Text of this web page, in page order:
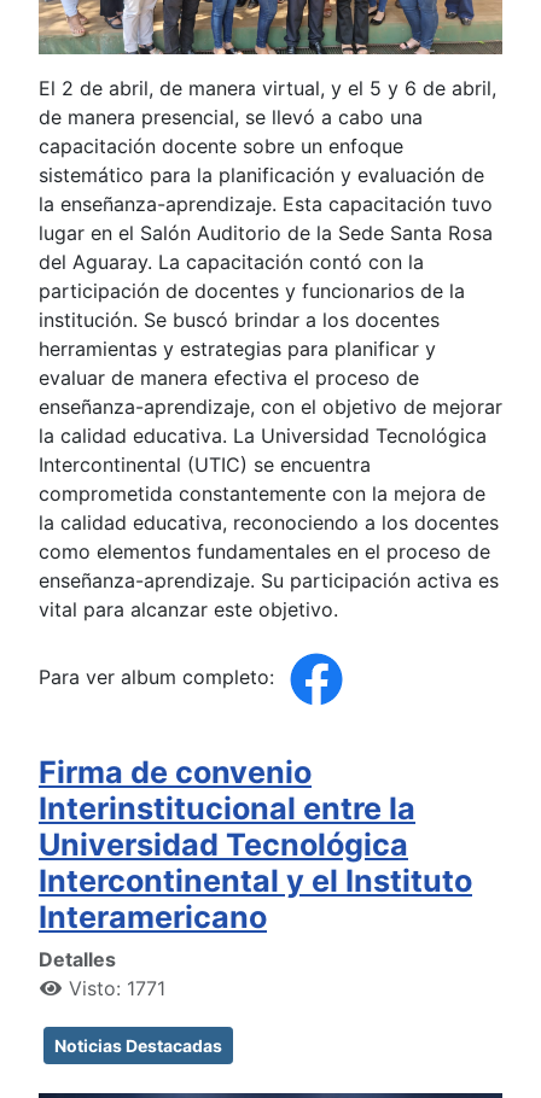
El 2 de abril, de manera virtual, y el 5 y 6 de abril,
de manera presencial, se llevó a cabo una
capacitación docente sobre un enfoque
sistemático para la planificación y evaluación de
la enseñanza-aprendizaje. Esta capacitación tuvo
lugar en el Salón Auditorio de la Sede Santa Rosa
del Aguaray. La capacitación contó con la
participación de docentes y funcionarios de la
institución. Se buscó brindar a los docentes
herramientas y estrategias para planificar y
evaluar de manera efectiva el proceso de
enseñanza-aprendizaje, con el objetivo de mejorar
la calidad educativa. La Universidad Tecnológica
Intercontinental (UTIC) se encuentra
comprometida constantemente con la mejora de
la calidad educativa, reconociendo a los docentes
como elementos fundamentales en el proceso de
enseñanza-aprendizaje. Su participación activa es
vital para alcanzar este objetivo.
Para ver album completo:
Firma de convenio
Interinstitucional entre la
Universidad Tecnológica
Intercontinental y el Instituto
Interamericano
Detalles
Visto: 1771
Noticias Destacadas